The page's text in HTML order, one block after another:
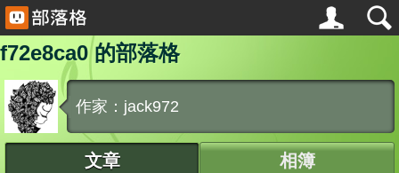
f72e8ca0 的部落格
作家：jack972
文章 相簿